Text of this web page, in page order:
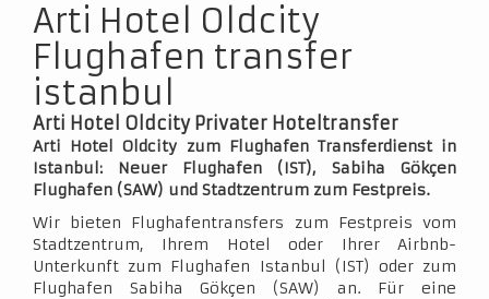
Arti Hotel Oldcity
Flughafen transfer
istanbul
Arti Hotel Oldcity Privater Hoteltransfer
Arti Hotel Oldcity zum Flughafen Transferdienst in
Istanbul: Neuer Flughafen (IST), Sabiha Gökçen
Flughafen (SAW) und Stadtzentrum zum Festpreis.
Wir bieten Flughafentransfers zum Festpreis vom
Stadtzentrum, Ihrem Hotel oder Ihrer Airbnb-
Unterkunft zum Flughafen Istanbul (IST) oder zum
Flughafen Sabiha Gökçen (SAW) an. Für eine